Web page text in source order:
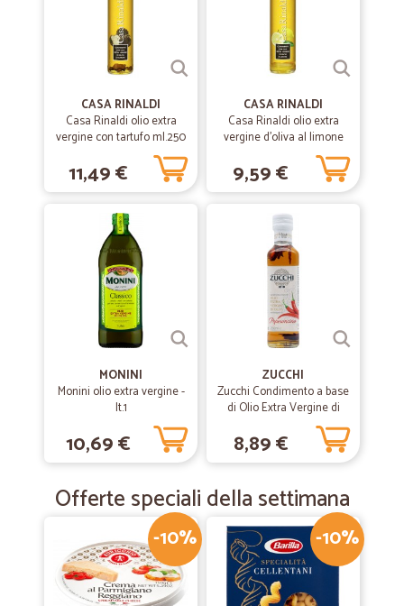
Tutto perfetto! Grazie!!
CASA RINALDI
Casa Rinaldi olio extra
vergine con tartufo ml.250
11,49 €
CASA RINALDI
Casa Rinaldi olio extra
vergine d'oliva al limone
9,59 €
MONINI
Monini olio extra vergine -
lt.1
10,69 €
ZUCCHI
Zucchi Condimento a base
di Olio Extra Vergine di
Oliva al Peperoncino
ml.250
8,89 €
Offerte speciali della settimana
-10% -10%